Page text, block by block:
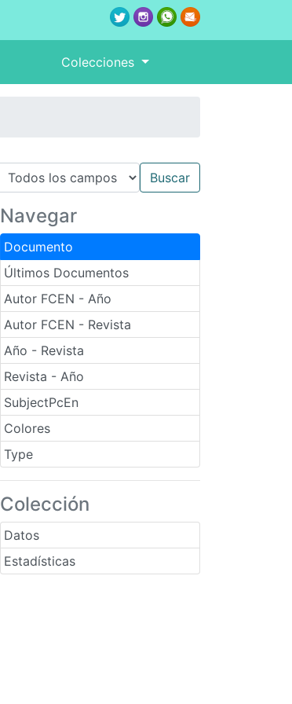
Colecciones
Navegar
Documento
Últimos Documentos
Autor FCEN - Año
Autor FCEN - Revista
Año - Revista
Revista - Año
SubjectPcEn
Colores
Type
Colección
Datos
Estadísticas